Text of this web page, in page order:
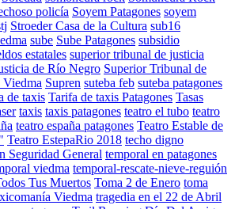
policía Soyem Patagones soyem
Stroeder Casa de la Cultura sub16
sube Sube Patagones subsidio
estatales superior tribunal de justicia
de Río Negro Superior Tribunal de
Viedma Supren suteba feb suteba patagones
de taxis Tarifa de taxis Patagones Tasas
taxis taxis patagones teatro el tubo teatro
teatro españa patagones Teatro Estable de
Teatro EstepaRio 2018 techo digno
Seguridad General temporal en patagones
viedma temporal-rescate-nieve-reguión
Tus Muertos Toma 2 de Enero toma
Viedma tragedia en el 22 de Abril